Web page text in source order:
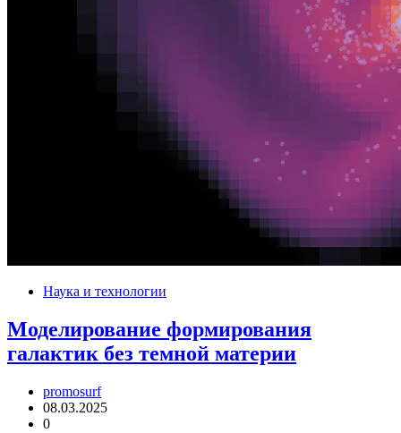
Наука и технологии
Моделирование формирования
галактик без темной материи
promosurf
08.03.2025
0